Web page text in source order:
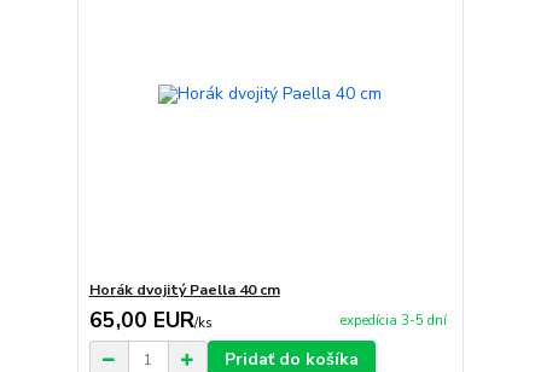
Horák dvojitý Paella 40 cm
65,00 EUR/ks expedícia 3-5 dní
Pridať do košíka